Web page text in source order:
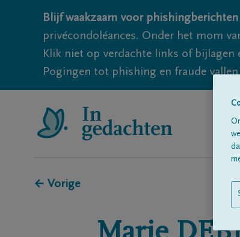
Blijf waakzaam voor
privécondoléances. Onder het mom
Klik niet op verdachte links of
Pogingen tot phishing en fraude
← Vorige